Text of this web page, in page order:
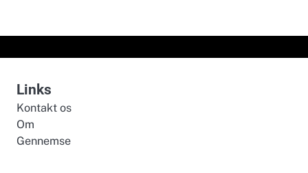
Links
Kontakt os
Om
Gennemse